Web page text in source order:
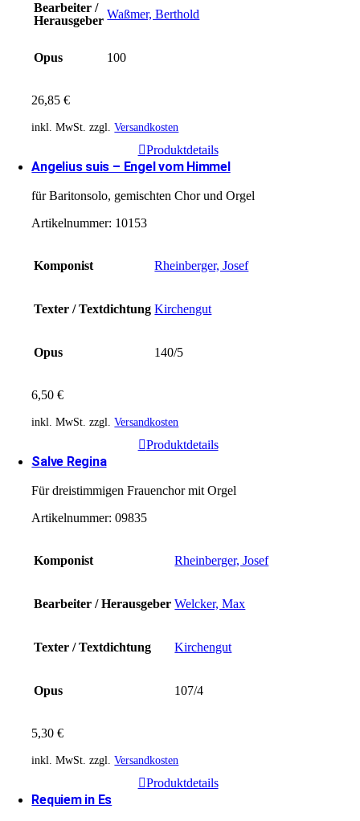
Bearbeiter /
Herausgeber Waßmer, Berthold
Opus 100
26,85€
inkl. MwSt. zzgl.Versandkosten
Produktdetails
Angelius suis – Engel vom Himmel
für Baritonsolo, gemischten Chor und Orgel
Artikelnummer: 10153
Komponist Rheinberger, Josef
Texter / Textdichtung Kirchengut
Opus 140/5
6,50€
inkl. MwSt. zzgl.Versandkosten
Produktdetails
Salve Regina
Für dreistimmigen Frauenchor mit Orgel
Artikelnummer:09835
Komponist Rheinberger, Josef
Bearbeiter / Herausgeber Welcker, Max
Texter / Textdichtung Kirchengut
Opus 107/4
5,30€
inkl. MwSt. zzgl.Versandkosten
Produktdetails
Requiem in Es